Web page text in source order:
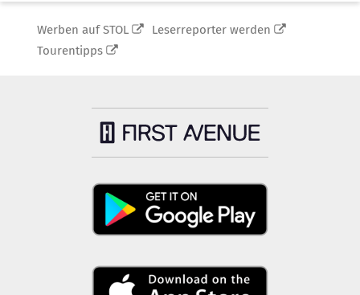
Werben auf STOL
Leserreporter werden
Tourentipps